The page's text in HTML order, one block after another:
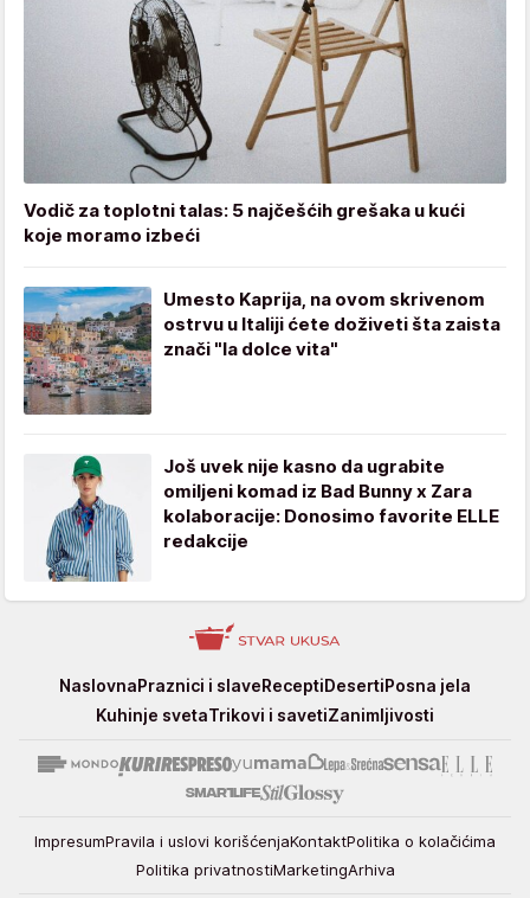
Vodič za toplotni talas: 5 najčešćih grešaka u kući
koje moramo izbeći
Umesto Kaprija, na ovom skrivenom
ostrvu u Italiji ćete doživeti šta zaista
znači "la dolce vita"
Još uvek nije kasno da ugrabite
omiljeni komad iz Bad Bunny x Zara
kolaboracije: Donosimo favorite ELLE
redakcije
StvarNaslovnaPraznici i slaveReceptiDesertiPosna jela
Kuhinje svetaTrikovi i savetiZanimljivosti
ImpresumPravila i uslovi korišćenjaKontaktPolitika o kolačićima
Politika privatnostiMarketingArhiva